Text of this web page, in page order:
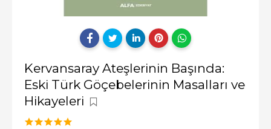
Kervansaray Ateşlerinin Başında:
Eski Türk Göçebelerinin Masalları ve
Hikayeleri